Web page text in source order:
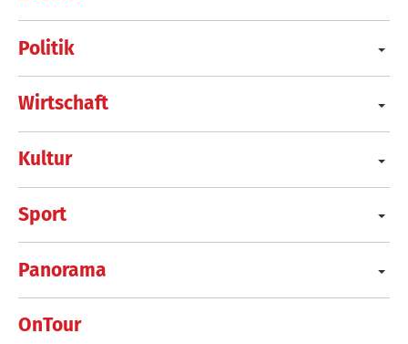
Politik
Wirtschaft
Kultur
Sport
Panorama
OnTour